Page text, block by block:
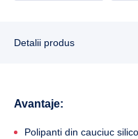
Detalii produs
Avantaje:
Polipanti din cauciuc